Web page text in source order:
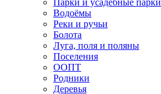
Парки и усадебные парки
Водоёмы
Реки и ручьи
Болота
Луга, поля и поляны
Поселения
ООПТ
Родники
Деревья